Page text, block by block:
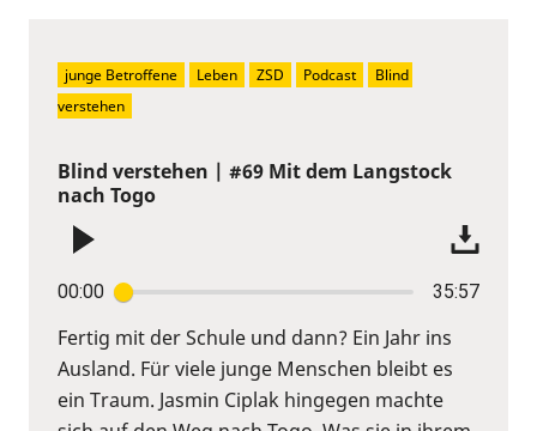
Blind verstehen | #69 Mit dem Langstock
nach Togo
00:00 35:57
Fertig mit der Schule und dann? Ein Jahr ins
Ausland. Für viele junge Menschen bleibt es
ein Traum. Jasmin Ciplak hingegen machte
junge Betroffene Leben ZSD Podcast
Blind
verstehen